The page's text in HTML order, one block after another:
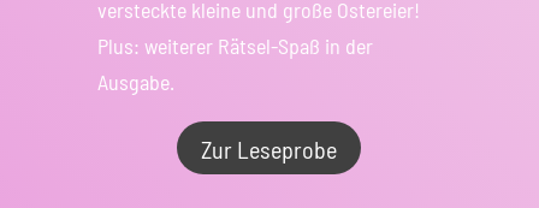
versteckte kleine und große Ostereier!
Plus: weiterer Rätsel-Spaß in der
Ausgabe.
Zur Leseprobe